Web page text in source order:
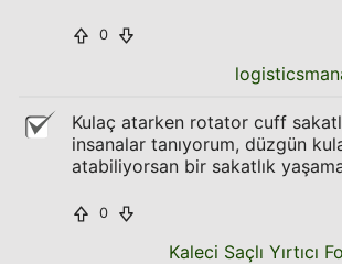
0
Kulaç atarken rotator cuff
insanalar tanıyorum, düzgün
atabiliyorsan bir sakatlık
0
Kaleci Saçlı Yırtıcı